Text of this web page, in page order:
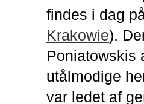
findes i dag
Krakowie).
Poniatowskis
utålmodige
var ledet af